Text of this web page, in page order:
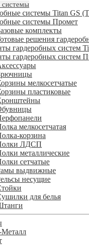
системы
системы Titan GS
системы Промет
комплекты
решения
гардеробных систем
гардеробных систем
мелкосетчатые
пластиковые
мелкосетчатая
корзина
ЛДСП
металлические
сетчатые
выдвижные
несущие
для белья